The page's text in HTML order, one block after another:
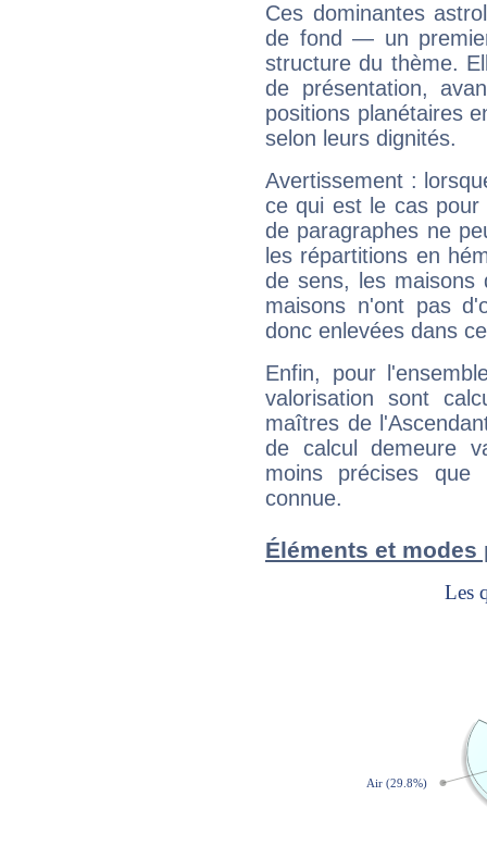
Ces dominantes
de fond — un
structure du thème.
de présentation,
positions planétaires
selon leurs dignités.
Avertissement :
ce qui est le cas pour
de paragraphes ne
les répartitions en
de sens, les maisons
maisons n'ont pas
donc enlevées dans
Enfin, pour
valorisation sont
maîtres de
de calcul demeure
moins précises que
connue.
Éléments et